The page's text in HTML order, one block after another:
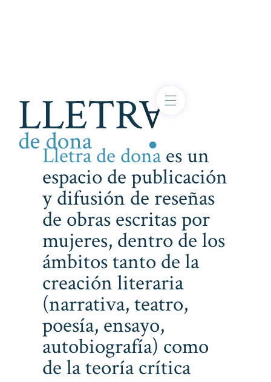
Lletra de donaes un
espacio de publicación
y difusión de reseñas
de obras escritas por
mujeres, dentro de los
ámbitos tanto de la
creación literaria
(narrativa, teatro,
poesía, ensayo,
autobiografía) como
de la teoría crítica